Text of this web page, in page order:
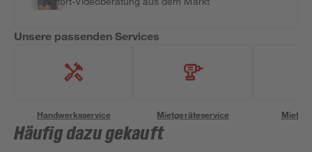
Unsere passenden Services
Handwerksservice Mietgeräteservice
Häufig dazu gekauft